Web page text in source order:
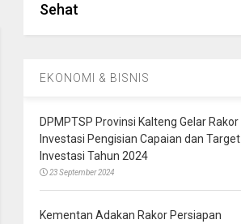
Sehat
EKONOMI & BISNIS
DPMPTSP Provinsi Kalteng Gelar Rakor
Investasi Pengisian Capaian dan Target
Investasi Tahun 2024
23 September 2024
Kementan Adakan Rakor Persiapan